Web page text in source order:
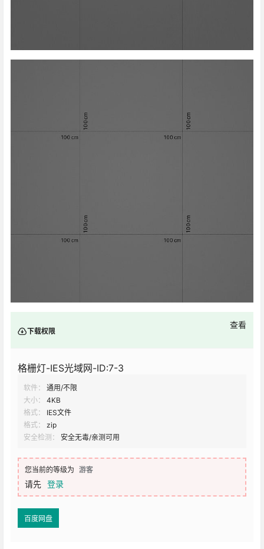
下载权限
查看
格栅灯-IES光域网-ID:7-3
软件：
通用/不限
大小：
4KB
格式：
IES文件
格式：
zip
安全检测：
安全无毒/亲测可用
您当前的等级为 游客
请先 登录
百度网盘